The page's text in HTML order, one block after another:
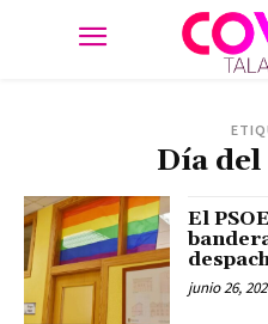
Día
El
junio 26,